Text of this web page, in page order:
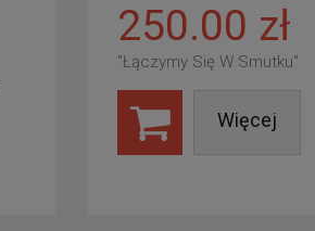
250.00 zł
"Łączymy Się W Smutku"
Więcej